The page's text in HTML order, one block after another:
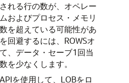
れる行の数が、オペレー
およびプロセス・メモリ
を超えている可能性があ
回避するには、ROWSオ
、データ・セーブ1回当
を少なくします。
を使用して、LOBをロ